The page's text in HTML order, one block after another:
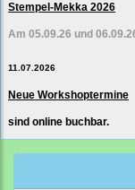
Stempel-Mekka 2026
Am 05.09.26 und
11.07.2026
Neue Workshoptermine
sind online buchbar.